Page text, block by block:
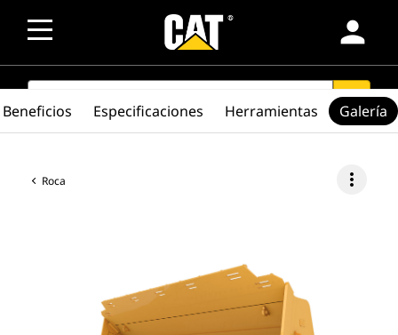
person
SEARCH search
Roca more_vert
Beneficios Especificaciones Herramientas Galería